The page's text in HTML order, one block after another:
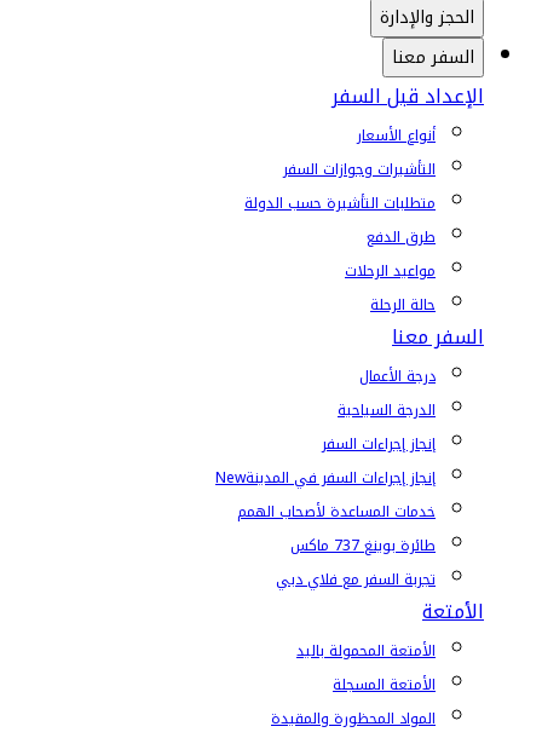
الحجز والإدارة
السفر معنا
الإعداد قبل السفر
أنواع الأسعار
التأشيرات وجوازات السفر
متطلبات التأشيرة حسب الدولة
طرق الدفع
مواعيد الرحلات
حالة الرحلة
السفر معنا
درجة الأعمال
الدرجة السياحية
إنجاز إجراءات السفر
إنجاز إجراءات السفر في المدينةNew
خدمات المساعدة لأصحاب الهمم
طائرة بوينغ 737 ماكس
تجربة السفر مع فلاي دبي
الأمتعة
الأمتعة المحمولة باليد
الأمتعة المسجلة
المواد المحظورة والمقيدة